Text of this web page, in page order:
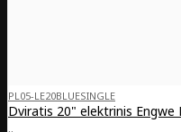
PL05-LE20BLUESINGLE
Dviratis 20" elektrinis Engwe
..